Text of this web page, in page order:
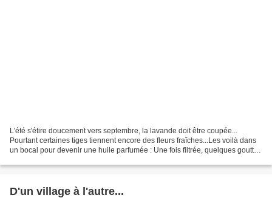
L'été s'étire doucement vers septembre, la lavande doit être coupée...
Pourtant certaines tiges tiennent encore des fleurs fraîches...Les voilà dans
un bocal pour devenir une huile parfumée : Une fois filtrée, quelques gouttes
D'un village à l'autre...